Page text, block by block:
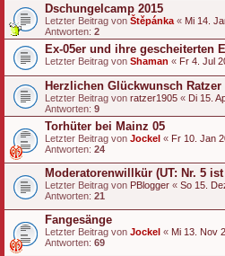
Dschungelcamp 2015
Letzter Beitrag von Štěpánka « Mi 14.
Antworten: 2
Ex-05er und ihre gescheiterten
Letzter Beitrag von Shaman « Fr 4. Jul
Herzlichen Glückwunsch Ratzer
Letzter Beitrag von ratzer1905 « Di 15.
Antworten: 9
Torhüter bei Mainz 05
Letzter Beitrag von Jockel « Fr 10. Jan
Antworten: 24
Moderatorenwillkür (UT: Nr. 5
Letzter Beitrag von PBlogger « So 15.
Antworten: 21
Fangesänge
Letzter Beitrag von Jockel « Mi 13. Nov
Antworten: 69